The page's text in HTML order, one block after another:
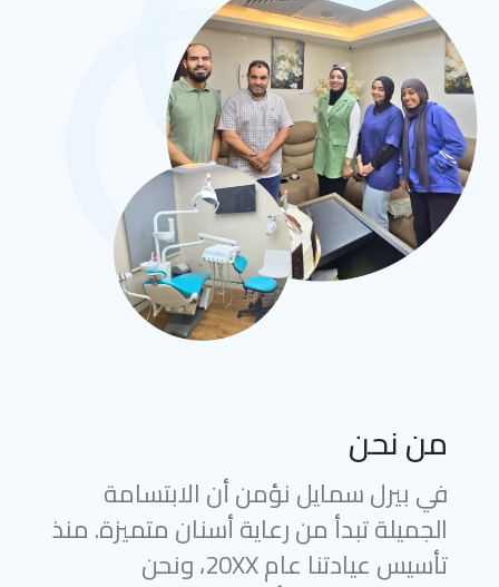
من نحن
في بيرل سمايل نؤمن أن الابتسامة
الجميلة تبدأ من رعاية أسنان متميزة. منذ
تأسيس عيادتنا عام 20XX، ونحن